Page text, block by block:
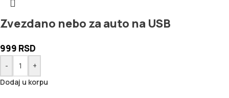
Zvezdano nebo za auto na USB
999 RSD
-
+
Dodaj u korpu